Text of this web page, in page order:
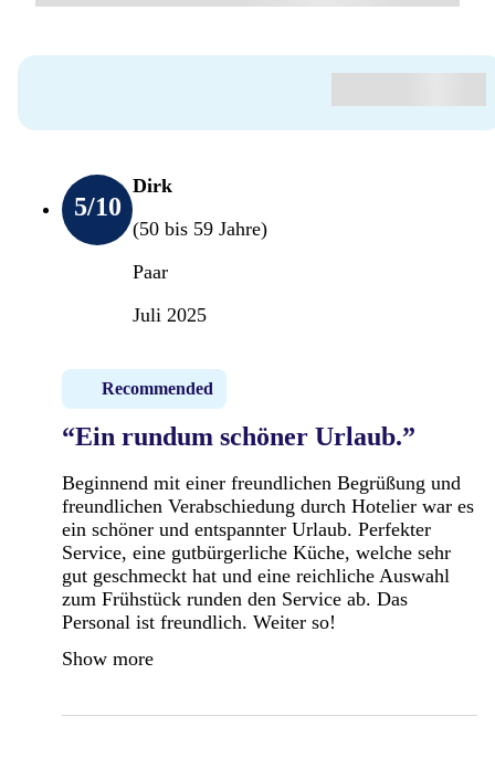
5/10
Dirk
(50 bis 59 Jahre)
Paar
Juli 2025
Recommended
“Ein rundum schöner Urlaub.”
Beginnend mit einer freundlichen Begrüßung und
freundlichen Verabschiedung durch Hotelier war es
ein schöner und entspannter Urlaub. Perfekter
Service, eine gutbürgerliche Küche, welche sehr
gut geschmeckt hat und eine reichliche Auswahl
zum Frühstück runden den Service ab. Das
Personal ist freundlich. Weiter so!
Show more